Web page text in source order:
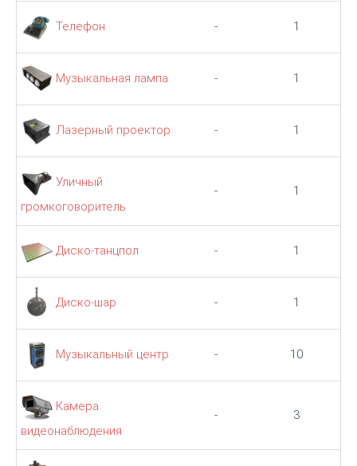
Телефон - 1
Музыкальная лампа - 1
Лазерный проектор - 1
Уличный
громкоговоритель
- 1
Диско-танцпол - 1
Диско-шар - 1
Музыкальный центр - 10
Камера
видеонаблюдения
- 3